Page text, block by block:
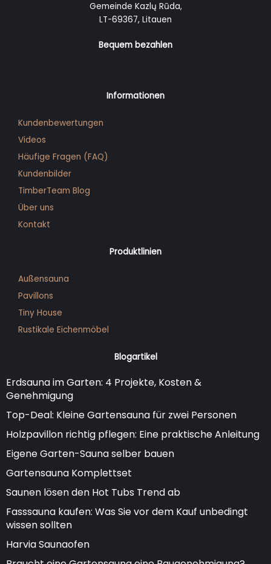
Gemeinde Kazlų Rūda,
LT-69367, Litauen
Bequem bezahlen
Informationen
Kundenbewertungen
Videos
Häufige Fragen (FAQ)
Kunden­bilder
TimberTeam Blog
Über uns
Kontakt
Produktlinien
Außensauna
Pavillons
Tiny House
Rustikale Eichenmöbel
Blogartikel
Erdsauna im Garten: 4 Projekte, Kosten &
Genehmigung
Top-Deal: Kleine Gartensauna für zwei Personen
Holzpavillon richtig pflegen: Eine praktische Anleitung
Eigene Garten-Sauna selber bauen
Gartensauna Komplettset
Saunen lösen den Hot Tubs Trend ab
Fasssauna kaufen: Was Sie vor dem Kauf unbedingt
wissen sollten
Harvia Saunaofen